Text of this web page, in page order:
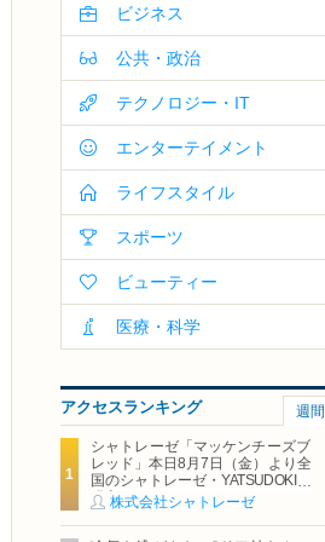
ビジネス
公共・政治
テクノロジー・IT
エンターテイメント
ライフスタイル
スポーツ
ビューティー
医療・科学
アクセスランキング 週間
シャトレーゼ「マッケンチーズブ
レッド」本日8月7日（金）より全
国のシャトレーゼ・YATSUDOKIで
発売株式会社シャトレーゼ